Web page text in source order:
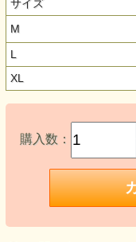
サイズ
M
L
XL
購入数：